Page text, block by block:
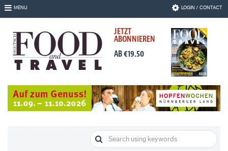
Skip
Content
MENU LOGIN / CONTACT
JETZT
ABONNIEREN
AB €19.50